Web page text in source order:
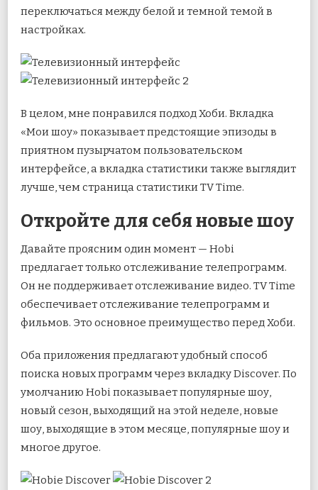
переключаться между белой и темной темой в
настройках.
В целом, мне понравился подход Хоби. Вкладка
«Мои шоу» показывает предстоящие эпизоды в
приятном пузырчатом пользовательском
интерфейсе, а вкладка статистики также выглядит
лучше, чем страница статистики TV Time.
Откройте для себя новые шоу
Давайте проясним один момент — Hobi
предлагает только отслеживание телепрограмм.
Он не поддерживает отслеживание видео. TV Time
обеспечивает отслеживание телепрограмм и
фильмов. Это основное преимущество перед Хоби.
Оба приложения предлагают удобный способ
поиска новых программ через вкладку Discover. По
умолчанию Hobi показывает популярные шоу,
новый сезон, выходящий на этой неделе, новые
шоу, выходящие в этом месяце, популярные шоу и
многое другое.